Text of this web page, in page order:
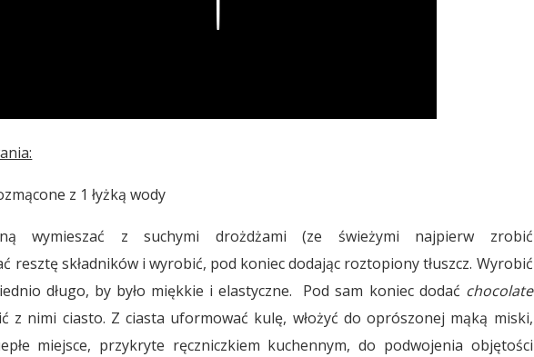
z 1 łyżką wody
wymieszać z suchymi drożdżami (ze świeżymi najpierw zrobić
resztę składników i wyrobić, pod koniec dodając roztopiony tłuszcz. Wyrobić
długo, by było miękkie i elastyczne. Pod sam koniec dodać chocolate
z nimi ciasto. Z ciasta uformować kulę, włożyć do oprószonej mąką miski,
miejsce, przykryte ręczniczkiem kuchennym, do podwojenia objętości